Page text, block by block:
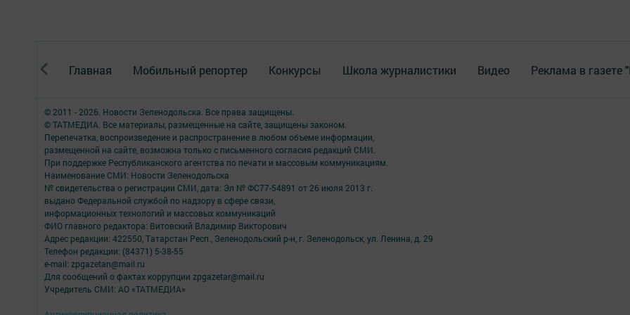
Главная Мобильный репортер Конкурсы Школа журналистики Видео Реклама в
© 2011 - 2026. Новости Зеленодольска. Все права защищены.
© ТАТМЕДИА. Все материалы, размещенные на сайте, защищены законом.
Перепечатка, воспроизведение и распространение в любом объеме информации,
размещенной на сайте, возможна только с письменного согласия редакций СМИ.
При поддержке Республиканского агентства по печати и массовым коммуникациям.
Наименование СМИ: Новости Зеленодольска
№ свидетельства о регистрации СМИ, дата: Эл № ФС77-54891 от 26 июля 2013 г.
выдано Федеральной службой по надзору в сфере связи,
информационных технологий и массовых коммуникаций
ФИО главного редактора: Витовский Владимир Викторович
Адрес редакции: 422550, Татарстан Респ., Зеленодольский р-н, г. Зеленодольск, ул. Ленина, д. 29
Телефон редакции: (84371) 5-38-55
e-mail: zpgazetan@mail.ru
Для сообщений о фактах коррупции zpgazetar@mail.ru
Учредитель СМИ: АО «ТАТМЕДИА»